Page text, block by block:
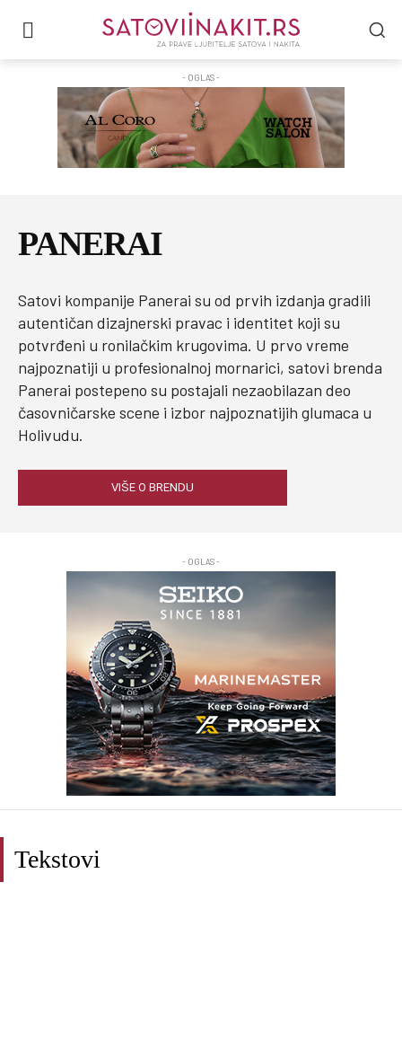
- OGLAS -
PANERAI
Satovi kompanije Panerai su od prvih izdanja gradili
autentičan dizajnerski pravac i identitet koji su
potvrđeni u ronilačkim krugovima. U prvo vreme
najpoznatiji u profesionalnoj mornarici, satovi brenda
Panerai postepeno su postajali nezaobilazan deo
časovničarske scene i izbor najpoznatijih glumaca u
Holivudu.
VIŠE O BRENDU
- OGLAS -
Tekstovi